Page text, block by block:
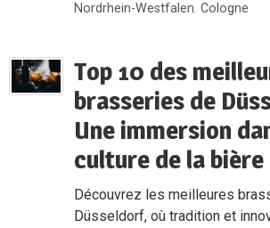
Nordrhein-Westfalen,Cologne
Top 10 des
brasseries de
Une immersion
culture de la bière
Découvrez les meilleures
Düsseldorf, où tradition et